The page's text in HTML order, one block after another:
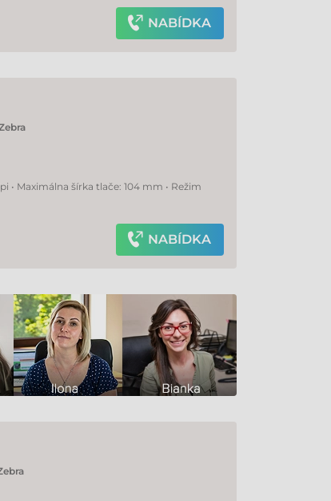
NABÍDKA
• Maximálna šírka tlače: 104 mm • Režim
NABÍDKA